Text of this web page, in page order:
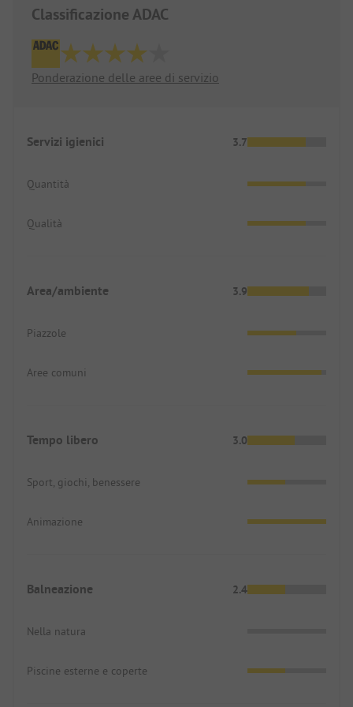
Classificazione ADAC
Ponderazione delle aree di servizio
Servizi igienici 3.7
Quantità
Qualità
Area/ambiente 3.9
Piazzole
Aree comuni
Tempo libero 3.0
Sport, giochi, benessere
Animazione
Balneazione 2.4
Nella natura
Piscine esterne e coperte